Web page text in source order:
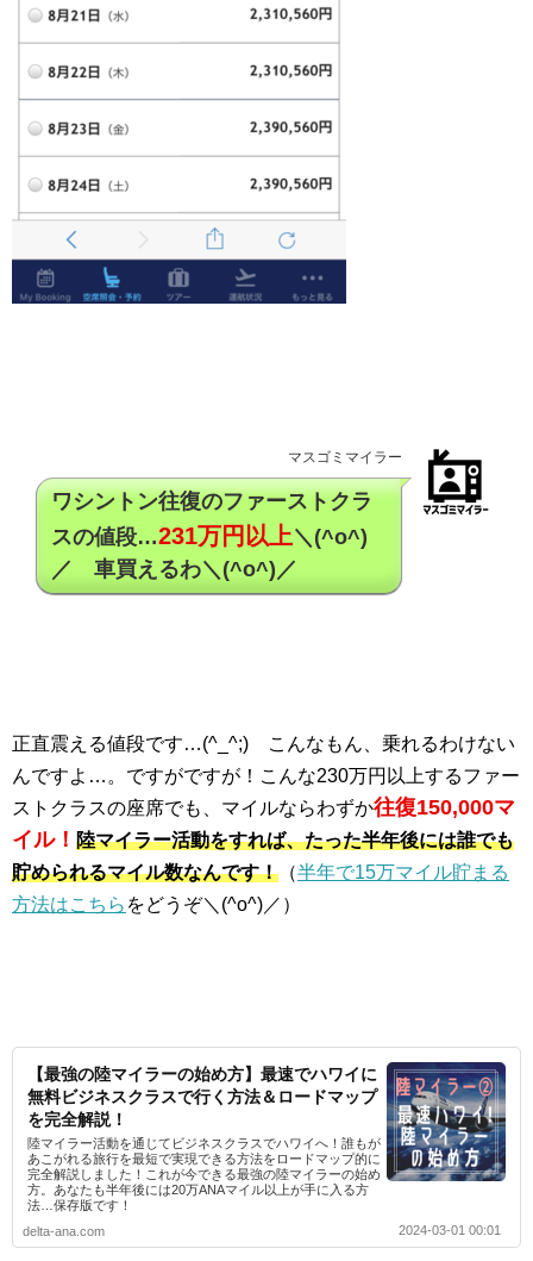
マスゴミマイラー
ワシントン往復のファーストクラ
スの値段…231万円以上＼(^o^)
／ 車買えるわ＼(^o^)／
正直震える値段です…(^_^;) こんなもん、乗れるわけない
んですよ…。ですがですが！こんな230万円以上するファー
ストクラスの座席でも、マイルならわずか往復150,000マ
イル！ 陸マイラー活動をすれば、たった半年後には誰でも
貯められるマイル数なんです！ （半年で15万マイル貯まる
方法はこちら をどうぞ＼(^o^)／）
【最強の陸マイラーの始め方】最速でハワイに
無料ビジネスクラスで行く方法＆ロードマップ
を完全解説！
陸マイラー活動を通じてビジネスクラスでハワイへ！誰もが
あこがれる旅行を最短で実現できる方法をロードマップ的に
完全解説しました！これが今できる最強の陸マイラーの始め
方。あなたも半年後には20万ANAマイル以上が手に入る方
法…保存版です！
delta-ana.com
2024-03-01 00:01